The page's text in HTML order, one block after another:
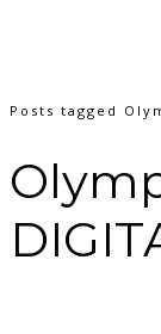
Posts tagged